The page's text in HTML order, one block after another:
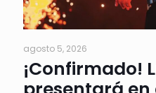
agosto 5, 2026
¡Confirmado!